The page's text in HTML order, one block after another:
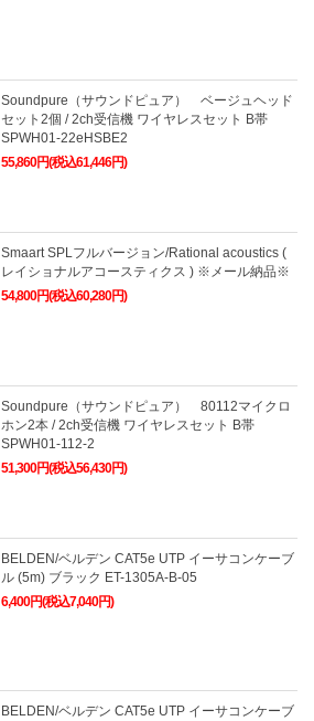
Soundpure（サウンドピュア） ベージュヘッド
セット2個 / 2ch受信機 ワイヤレスセット B帯
SPWH01-22eHSBE2
55,860円(税込61,446円)
Smaart SPLフルバージョン/Rational acoustics (
レイショナルアコースティクス ) ※メール納品※
54,800円(税込60,280円)
Soundpure（サウンドピュア） 80112マイクロ
ホン2本 / 2ch受信機 ワイヤレスセット B帯
SPWH01-112-2
51,300円(税込56,430円)
BELDEN/ベルデン CAT5e UTP イーサコンケーブ
ル (5m) ブラック ET-1305A-B-05
6,400円(税込7,040円)
BELDEN/ベルデン CAT5e UTP イーサコンケーブ